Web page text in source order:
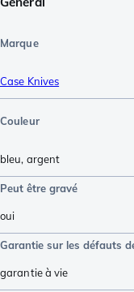
Marque
Case Knives
Couleur
bleu, argent
Peut être gravé
oui
Garantie sur les défauts
garantie à vie